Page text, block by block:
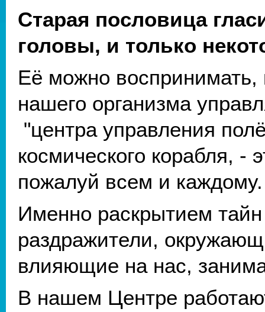
Старая пословица
головы, и только
Её можно воспринимать,
нашего организма
"центра управления
космического корабля, -
пожалуй всем и
Именно раскрытием
раздражители,
влияющие на нас,
В нашем Центре